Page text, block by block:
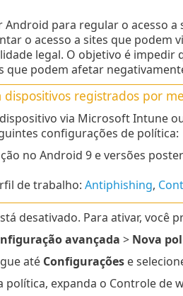
Android para regular o acesso
o acesso a sites que
legal. O objetivo é
que podem afetar
dispositivos registrados por
via Microsoft Intune
configurações de política:
no Android 9e versões
de trabalho: Antiphishing,
desativado. Para ativar, você
avançada > Nova
até Configuraçõese
política, expanda o Controle de